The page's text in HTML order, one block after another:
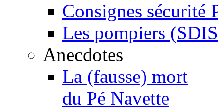
Consignes sécurité
Les pompiers
Anecdotes
La (fausse) mort
du Pé Navette